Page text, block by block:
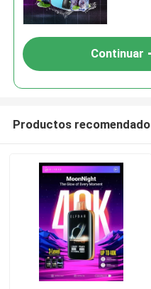
Continuar
Productos